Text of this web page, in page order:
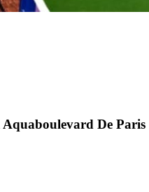
De Paris